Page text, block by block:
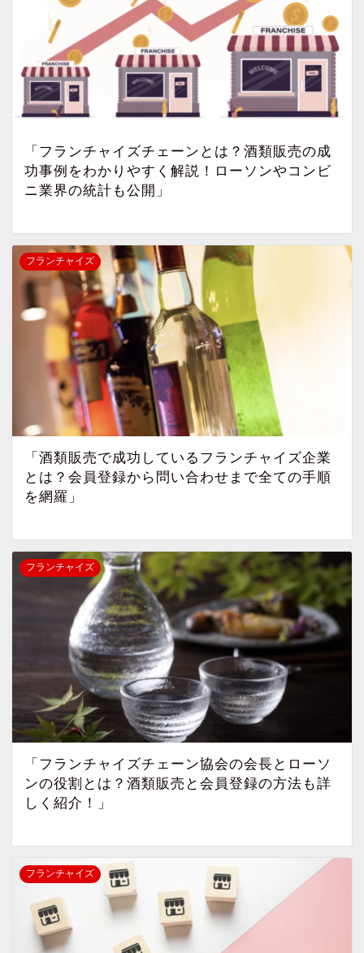
「フランチャイズチェーンとは？酒類販売の成
功事例をわかりやすく解説！ローソンやコンビ
ニ業界の統計も公開」
フランチャイズ
「酒類販売で成功しているフランチャイズ企業
とは？会員登録から問い合わせまで全ての手順
を網羅」
フランチャイズ
「フランチャイズチェーン協会の会長とローソ
ンの役割とは？酒類販売と会員登録の方法も詳
しく紹介！」
フランチャイズ